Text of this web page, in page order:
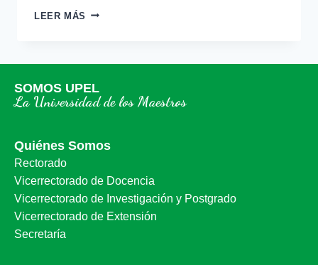
LEER MÁS
SOMOS UPEL
La Universidad de los Maestros
Quiénes Somos
Rectorado
Vicerrectorado de Docencia
Vicerrectorado de Investigación y Postgrado
Vicerrectorado de Extensión
Secretaría